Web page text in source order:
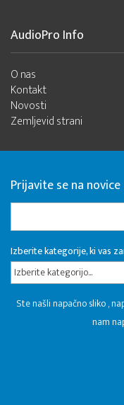
AudioPro Info
O nas
Kontakt
Novosti
Zemljevid strani
Prijavite se na novice
Izberite kategorije, ki vas
Izberite kategorijo...
Ste našli napačno sliko ,
nam